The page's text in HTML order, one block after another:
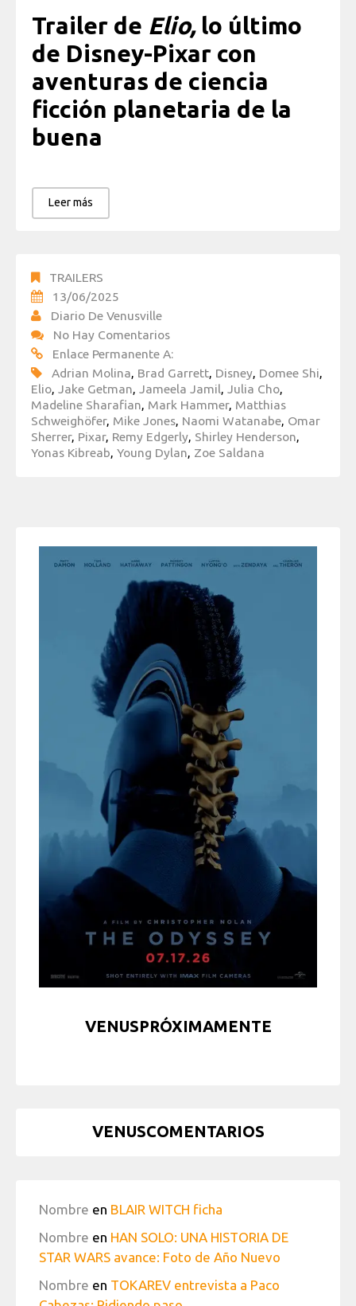
Trailer de Elio,lo último
de Disney-Pixar con
aventuras de ciencia
ficción planetaria de la
buena
Leer más
TRAILERS
13/06/2025
Diario De Venusville
No Hay Comentarios
Enlace Permanente A:
Adrian Molina, Brad Garrett, Disney, Domee Shi,
Elio, Jake Getman, Jameela Jamil, Julia Cho,
Madeline Sharafian, Mark Hammer, Matthias
Schweighöfer, Mike Jones, Naomi Watanabe, Omar
Sherrer, Pixar, Remy Edgerly, Shirley Henderson,
Yonas Kibreab, Young Dylan, Zoe Saldana
VENUSPRÓXIMAMENTE
VENUSCOMENTARIOS
Nombre en BLAIR WITCH ficha
Nombre en HAN SOLO: UNA HISTORIA DE
STAR WARS avance: Foto de Año Nuevo
Nombre en TOKAREV entrevista a Paco